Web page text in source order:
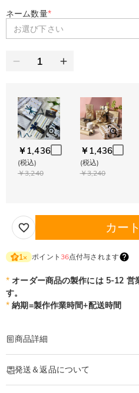
ネーム数量*
お選び下さい
￥1,436
(税込)
￥3,240
￥1,436
(税込)
￥3,240
カー
1× ポイント 36点付与されます
* オーダー商品の製作には 5-12 営
す。
* 納期=製作作業時間+配送時間
商品詳細
家族の穏やかで温かい絆に勝るものはあ
こちらの動物デザイン木製パズルは、そ
発送＆返品について